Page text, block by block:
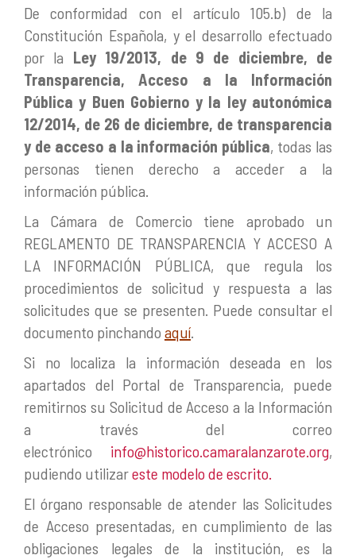
De conformidad con el artículo 105.b) de la
Constitución Española, y el desarrollo efectuado
por la Ley 19/2013, de 9 de diciembre, de
Transparencia, Acceso a la Información
Pública y Buen Gobierno y la ley autonómica
12/2014, de 26 de diciembre, de transparencia
y de acceso a la información pública, todas las
personas tienen derecho a acceder a la
información pública.
La Cámara de Comercio tiene aprobado un
REGLAMENTO DE TRANSPARENCIA Y ACCESO A
LA INFORMACIÓN PÚBLICA, que regula los
procedimientos de solicitud y respuesta a las
solicitudes que se presenten. Puede consultar el
documento pinchando aquí
Si no localiza la información deseada en los
apartados del Portal de Transparencia, puede
remitirnos su Solicitud de Acceso a la Información
a través del correo
electrónico
info@historico.camaralanzarote.org,
pudiendo utilizareste modelo de escrito
El órgano responsable de atender las Solicitudes
de Acceso presentadas, en cumplimiento de las
obligaciones legales de la institución, es la